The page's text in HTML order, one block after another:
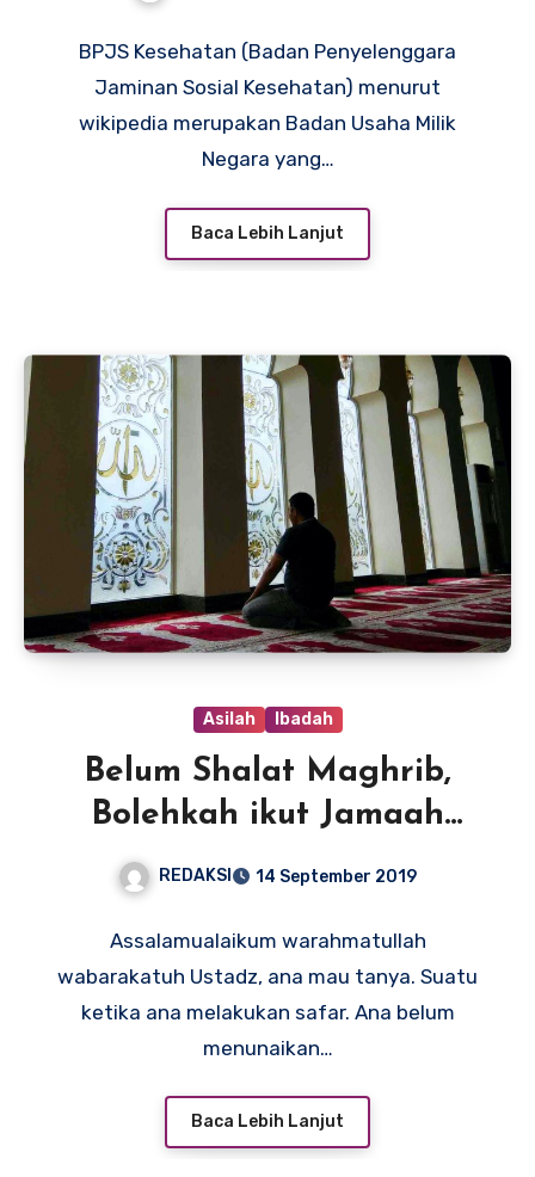
BPJS Kesehatan (Badan Penyelenggara
Jaminan Sosial Kesehatan) menurut
wikipedia merupakan Badan Usaha Milik
Negara yang…
Baca Lebih Lanjut
Asilah Ibadah
Belum Shalat Maghrib,
Bolehkah ikut Jamaah
REDAKSI 14 September 2019
Assalamualaikum warahmatullah
wabarakatuh Ustadz, ana mau tanya. Suatu
ketika ana melakukan safar. Ana belum
menunaikan…
Baca Lebih Lanjut